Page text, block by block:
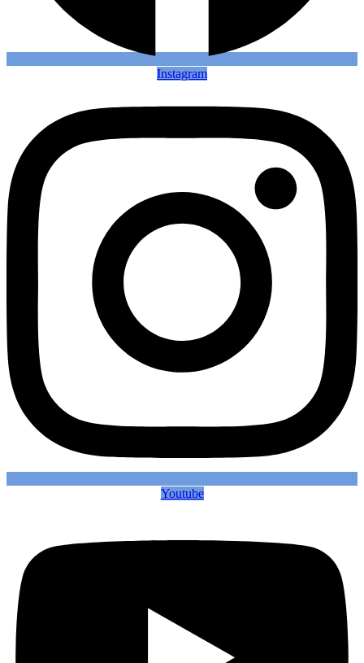
Instagram
Youtube